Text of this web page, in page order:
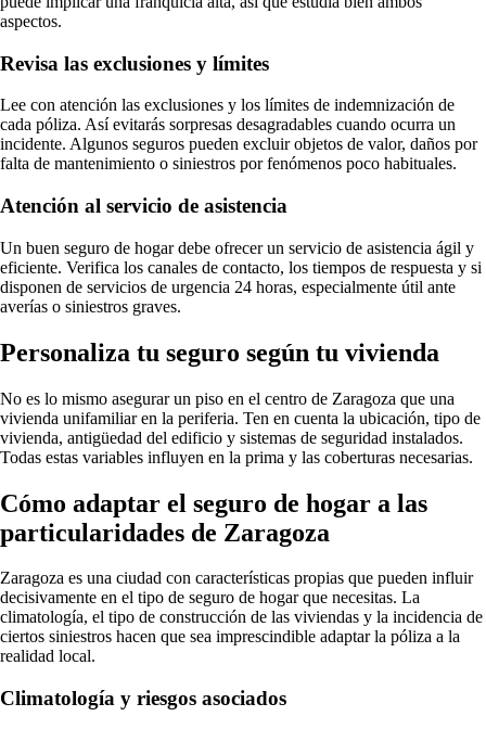
aspectos.
Revisa las exclusiones y límites
Lee con atención las exclusiones y los límites de indemnización de
cada póliza. Así evitarás sorpresas desagradables cuando ocurra un
incidente. Algunos seguros pueden excluir objetos de valor, daños por
falta de mantenimiento o siniestros por fenómenos poco habituales.
Atención al servicio de asistencia
Un buen seguro de hogar debe ofrecer un servicio de asistencia ágil y
eficiente. Verifica los canales de contacto, los tiempos de respuesta y si
disponen de servicios de urgencia 24 horas, especialmente útil ante
averías o siniestros graves.
Personaliza tu seguro según tu vivienda
No es lo mismo asegurar un piso en el centro de Zaragoza que una
vivienda unifamiliar en la periferia. Ten en cuenta la ubicación, tipo de
vivienda, antigüedad del edificio y sistemas de seguridad instalados.
Todas estas variables influyen en la prima y las coberturas necesarias.
Cómo adaptar el seguro de hogar a las
particularidades de Zaragoza
Zaragoza es una ciudad con características propias que pueden influir
decisivamente en el tipo de seguro de hogar que necesitas. La
climatología, el tipo de construcción de las viviendas y la incidencia de
ciertos siniestros hacen que sea imprescindible adaptar la póliza a la
realidad local.
Climatología y riesgos asociados